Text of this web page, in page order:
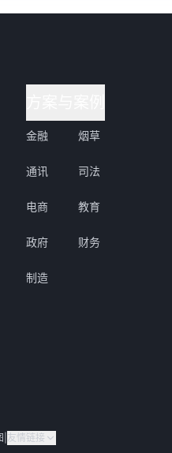
金融
通讯
电商
政府
制造
烟草
司法
教育
财务
友情链接